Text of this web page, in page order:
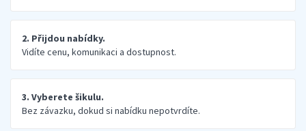
2. Přijdou nabídky.
Vidíte cenu, komunikaci a dostupnost.
3. Vyberete šikulu.
Bez závazku, dokud si nabídku nepotvrdíte.